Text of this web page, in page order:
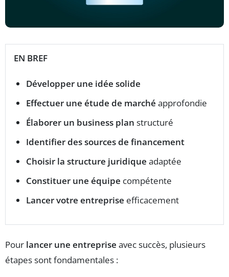
EN BREF
Développer une idée solide
Effectuer une étude de marché approfondie
Élaborer un business plan structuré
Identifier des sources de financement
Choisir la structure juridique adaptée
Constituer une équipe compétente
Lancer votre entreprise efficacement
Pour lancer une entreprise avec succès, plusieurs
étapes sont fondamentales :